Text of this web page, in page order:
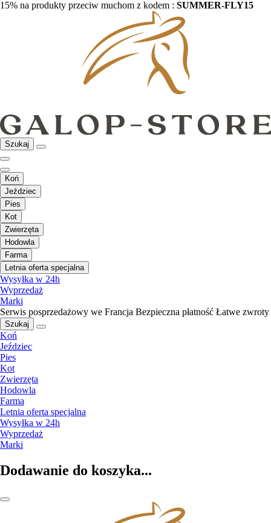
15% na produkty przeciw muchom z kodem : SUMMER-FLY15
Szukaj
Koń
Jeździec
Pies
Kot
Zwierzęta
Hodowla
Farma
Letnia oferta specjalna
Wysyłka w 24h
Wyprzedaż
Marki
Serwis posprzedażowy we Francja Bezpieczna płatność Łatwe zwroty
Szukaj
Koń
Jeździec
Pies
Kot
Zwierzęta
Hodowla
Farma
Letnia oferta specjalna
Wysyłka w 24h
Wyprzedaż
Marki
Dodawanie do koszyka...